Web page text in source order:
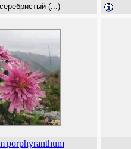
(...)
porphyranthum